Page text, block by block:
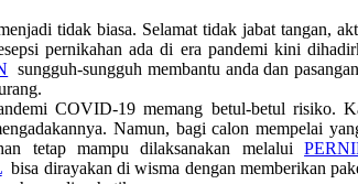
tidak biasa. Selamat tidak jabat tangan,
pernikahan ada di era pandemi kini
sungguh-sungguh membantu anda dan
COVID-19 memang betul-betul risiko.
Namun, bagi calon mempelai
tetap mampu dilaksanakan melalui
bisa dirayakan di wisma dengan memberikan